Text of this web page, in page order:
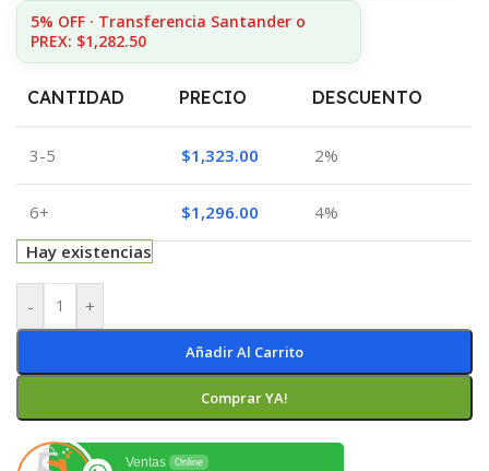
5% OFF · Transferencia Santander o
PREX: $1,282.50
CANTIDAD PRECIO DESCUENTO
3-5 $1,323.00 2%
6+ $1,296.00
4%
Hay existencias
- +
Añadir Al Carrito
Comprar YA!
Ventas Online